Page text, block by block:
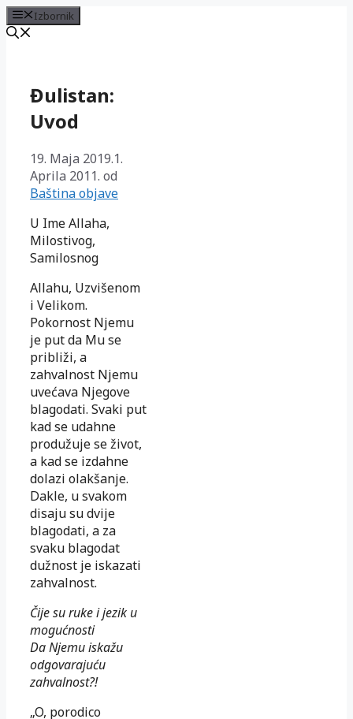
Izbornik
sadržajĐulistan:
Uvod
19. Maja 2019.1.
Aprila 2011. od
Baština objave
U Ime Allaha,
Milostivog,
Samilosnog
Allahu, Uzvišenom
i Velikom.
Pokornost Njemu
je put da Mu se
približi, a
zahvalnost Njemu
uvećava Njegove
blagodati. Svaki put
kad se udahne
produžuje se život,
a kad se izdahne
dolazi olakšanje.
Dakle, u svakom
disaju su dvije
blagodati, a za
svaku blagodat
dužnost je iskazati
zahvalnost.
Čije su ruke i jezik u
mogućnosti
Da Njemu iskažu
odgovarajuću
zahvalnost?!
„O, porodico